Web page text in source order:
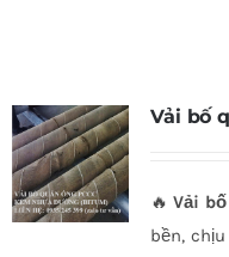
Vải bố
🔥 Vải
bền,